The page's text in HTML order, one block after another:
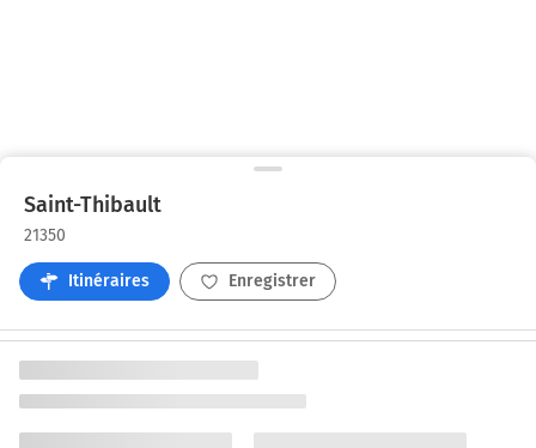
Saint-Thibault
21350
Itinéraires Enregistrer